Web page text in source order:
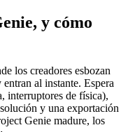
y cómo
los creadores esbozan
al instante. Espera
interruptores de física),
y una exportación
Genie madure, los